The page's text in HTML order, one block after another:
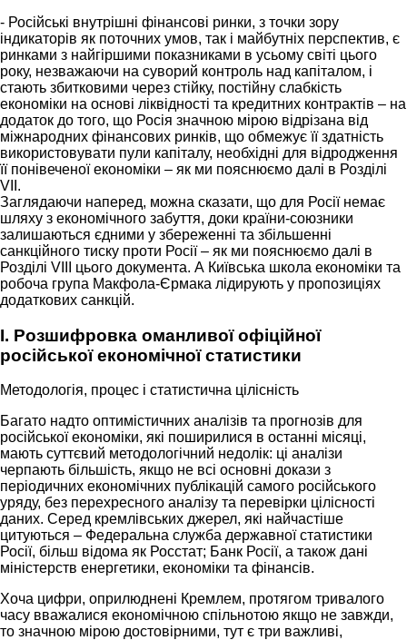
- Російські внутрішні фінансові ринки, з точки зору
індикаторів як поточних умов, так і майбутніх перспектив, є
ринками з найгіршими показниками в усьому світі цього
року, незважаючи на суворий контроль над капіталом, і
стають збитковими через стійку, постійну слабкість
економіки на основі ліквідності та кредитних контрактів – на
додаток до того, що Росія значною мірою відрізана від
міжнародних фінансових ринків, що обмежує її здатність
використовувати пули капіталу, необхідні для відродження
її понівеченої економіки – як ми пояснюємо далі в Розділі
VII.
Заглядаючи наперед, можна сказати, що для Росії немає
шляху з економічного забуття, доки країни-союзники
залишаються єдними у збереженні та збільшенні
санкційного тиску проти Росії – як ми пояснюємо далі в
Розділі VIII цього документа. А Київська школа економіки та
робоча група Макфола-Єрмака лідирують у пропозиціях
додаткових санкцій.
I. Розшифровка оманливої офіційної
російської економічної статистики
Методологія, процес і статистична цілісність
Багато надто оптимістичних аналізів та прогнозів для
російської економіки, які поширилися в останні місяці,
мають суттєвий методологічний недолік: ці аналізи
черпають більшість, якщо не всі основні докази з
періодичних економічних публікацій самого російського
уряду, без перехресного аналізу та перевірки цілісності
даних. Серед кремлівських джерел, які найчастіше
цитуються – Федеральна служба державної статистики
Росії, більш відома як Росстат; Банк Росії, а також дані
міністерств енергетики, економіки та фінансів.
Хоча цифри, оприлюднені Кремлем, протягом тривалого
часу вважалися економічною спільнотою якщо не завжди,
то значною мірою достовірними, тут є три важливі,